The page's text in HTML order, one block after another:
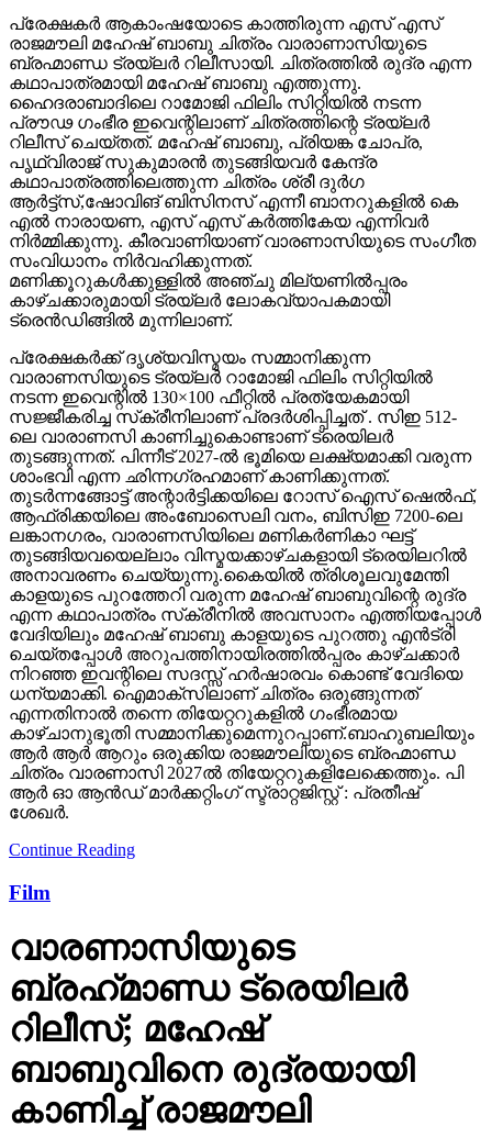
പ്രേക്ഷകർ ആകാംഷയോടെ കാത്തിരുന്ന എസ് എസ്
രാജമൗലി മഹേഷ് ബാബു ചിത്രം വാരാണാസിയുടെ
ബ്രഹ്മാണ്ഡ ട്രയ്ലർ റിലീസായി. ചിത്രത്തിൽ രുദ്ര എന്ന
കഥാപാത്രമായി മഹേഷ് ബാബു എത്തുന്നു.
ഹൈദരാബാദിലെ റാമോജി ഫിലിം സിറ്റിയിൽ നടന്ന
പ്രൗഢ ഗംഭീര ഇവെന്റിലാണ് ചിത്രത്തിന്റെ ട്രയ്ലർ
റിലീസ് ചെയ്തത്. മഹേഷ് ബാബു, പ്രിയങ്ക ചോപ്ര,
പൃഥ്വിരാജ് സുകുമാരൻ തുടങ്ങിയവർ കേന്ദ്ര
കഥാപാത്രത്തിലെത്തുന്ന ചിത്രം ശ്രീ ദുർഗ
ആർട്ട്സ്,ഷോവിങ് ബിസിനസ് എന്നീ ബാനറുകളിൽ കെ
എൽ നാരായണ, എസ് എസ് കർത്തികേയ എന്നിവർ
നിർമ്മിക്കുന്നു. കീരവാണിയാണ് വാരണാസിയുടെ സംഗീത
സംവിധാനം നിർവഹിക്കുന്നത്.
മണിക്കൂറുകൾക്കുള്ളിൽ അഞ്ചു മില്യണിൽപ്പരം
കാഴ്ചക്കാരുമായി ട്രയ്ലർ ലോകവ്യാപകമായി
ട്രെൻഡിങ്ങിൽ മുന്നിലാണ്.
പ്രേക്ഷകർക്ക് ദൃശ്യവിസ്മയം സമ്മാനിക്കുന്ന
വാരാണസിയുടെ ട്രയ്ലർ റാമോജി ഫിലിം സിറ്റിയിൽ
നടന്ന ഇവെന്റിൽ 130×100 ഫീറ്റിൽ പ്രത്യേകമായി
സജ്ജീകരിച്ച സ്‌ക്രീനിലാണ് പ്രദർശിപ്പിച്ചത് . സിഇ 512-
ലെ വാരാണസി കാണിച്ചുകൊണ്ടാണ് ട്രെയിലര്‍
തുടങ്ങുന്നത്. പിന്നീട് 2027-ല്‍ ഭൂമിയെ ലക്ഷ്യമാക്കി വരുന്ന
ശാംഭവി എന്ന ഛിന്നഗ്രഹമാണ് കാണിക്കുന്നത്.
തുടര്‍ന്നങ്ങോട്ട് അന്റാര്‍ട്ടിക്കയിലെ റോസ് ഐസ് ഷെല്‍ഫ്,
ആഫ്രിക്കയിലെ അംബോസെലി വനം, ബിസിഇ 7200-ലെ
ലങ്കാനഗരം, വാരാണസിയിലെ മണികര്‍ണികാ ഘട്ട്
തുടങ്ങിയവയെല്ലാം വിസ്മയക്കാഴ്ചകളായി ട്രെയിലറില്‍
അനാവരണം ചെയ്യുന്നു.കൈയില്‍ ത്രിശൂലവുമേന്തി
കാളയുടെ പുറത്തേറി വരുന്ന മഹേഷ് ബാബുവിന്റെ രുദ്ര
എന്ന കഥാപാത്രം സ്‌ക്രീനിൽ അവസാനം എത്തിയപ്പോൾ
വേദിയിലും മഹേഷ് ബാബു കാളയുടെ പുറത്തു എൻട്രി
ചെയ്തപ്പോൾ അറുപത്തിനായിരത്തിൽപ്പരം കാഴ്ചക്കാർ
നിറഞ്ഞ ഇവന്റിലെ സദസ്സ് ഹർഷാരവം കൊണ്ട് വേദിയെ
ധന്യമാക്കി. ഐമാക്‌സിലാണ് ചിത്രം ഒരുങ്ങുന്നത്
എന്നതിനാല്‍ തന്നെ തിയേറ്ററുകളില്‍ ഗംഭീരമായ
കാഴ്ചാനുഭൂതി സമ്മാനിക്കുമെന്നുറപ്പാണ്.ബാഹുബലിയും
ആർ ആർ ആറും ഒരുക്കിയ രാജമൗലിയുടെ ബ്രഹ്മാണ്ഡ
ചിത്രം വാരണാസി 2027ൽ തിയേറ്ററുകളിലേക്കെത്തും. പി
ആർ ഓ ആൻഡ് മാർക്കറ്റിംഗ് സ്ട്രാറ്റജിസ്റ്റ് : പ്രതീഷ്
ശേഖർ.
Continue Reading
Film
വാരണാസിയുടെ
ബ്രഹ്‌മാണ്ഡ ട്രെയിലര്‍
റിലീസ്; മഹേഷ്
ബാബുവിനെ രുദ്രയായി
കാണിച്ച് രാജമൗലി